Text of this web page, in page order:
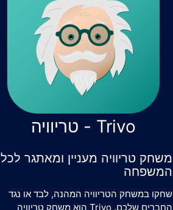
Trivo - טריוויה
משחק טריוויה מעניין ומאתגר לכל
המשפחה
שחקו במשחק הטריוויה המהנה, לבד או נגד
החברים שלכם. Trivo הוא משחק טריוויה